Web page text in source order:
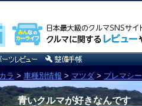
ラ > 車種別情報 > マツダ > プレマシー
青いクルマが好きなんです